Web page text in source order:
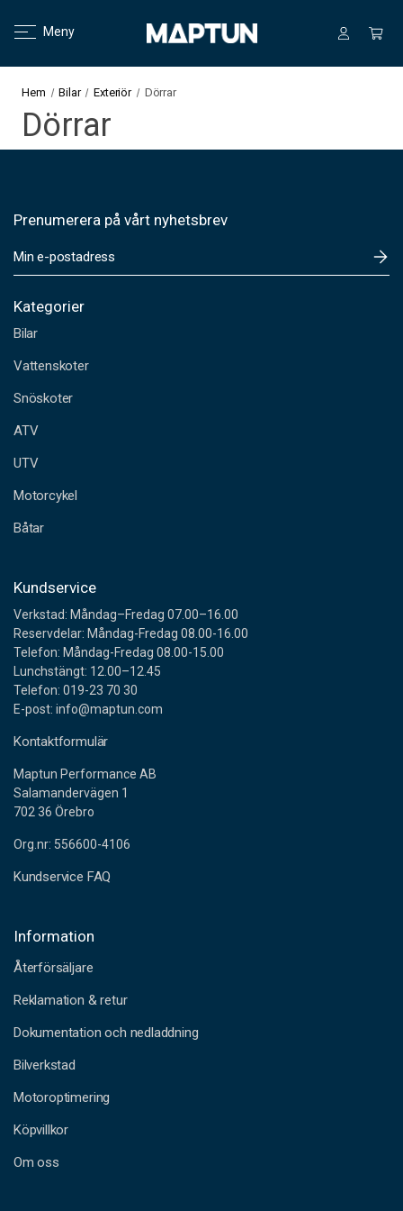
Meny
Hem Bilar Exteriör Dörrar
Dörrar
Prenumerera på vårt nyhetsbrev
-
o
t
a
r
s
s
Kategorier
Bilar
Vattenskoter
Snöskoter
ATV
UTV
Motorcykel
Båtar
Kundservice
Verkstad: Måndag–Fredag 07.00–16.00
Reservdelar: Måndag-Fredag 08.00-16.00
Telefon: Måndag-Fredag 08.00-15.00
Lunchstängt: 12.00–12.45
Telefon: 019-23 70 30
E-post: info@maptun.com
Kontaktformulär
Maptun Performance AB
Salamandervägen 1
702 36 Örebro
Org.nr: 556600-4106
Kundservice FAQ
Information
Återförsäljare
Reklamation & retur
Dokumentation och nedladdning
Bilverkstad
Motoroptimering
Köpvillkor
Om oss